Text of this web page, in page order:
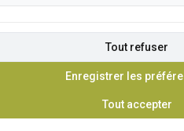
Tout refuser
Enregistrer les
Tout accepter